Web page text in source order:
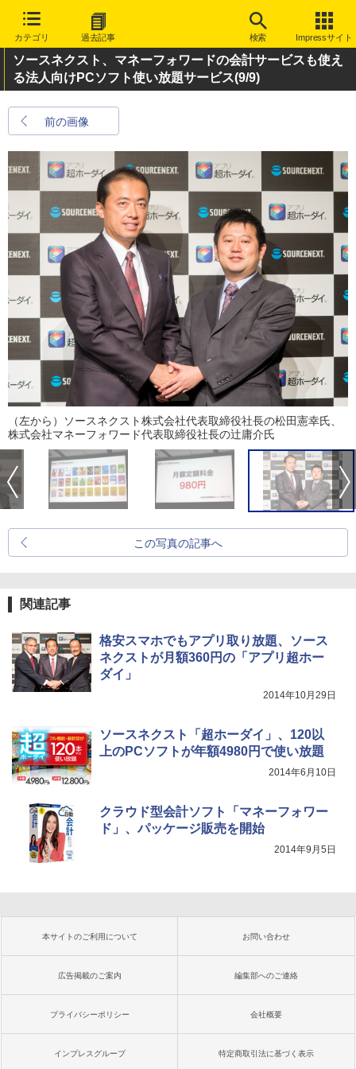
カテゴリ 過去記事 検索 Impressサイト
ソースネクスト、マネーフォワードの会計サービスも使え
る法人向けPCソフト使い放題サービス(9/9)
前の画像
（左から）ソースネクスト株式会社代表取締役社長の松田憲幸氏、
株式会社マネーフォワード代表取締役社長の辻庸介氏
この写真の記事へ
関連記事
格安スマホでもアプリ取り放題、ソース
ネクストが月額360円の「アプリ超ホー
ダイ」
2014年10月29日
ソースネクスト「超ホーダイ」、120以
上のPCソフトが年額4980円で使い放題
2014年6月10日
クラウド型会計ソフト「マネーフォワー
ド」、パッケージ販売を開始
2014年9月5日
本サイトのご利用について お問い合わせ
広告掲載のご案内 編集部へのご連絡
プライバシーポリシー 会社概要
インプレスグループ 特定商取引法に基づく表示